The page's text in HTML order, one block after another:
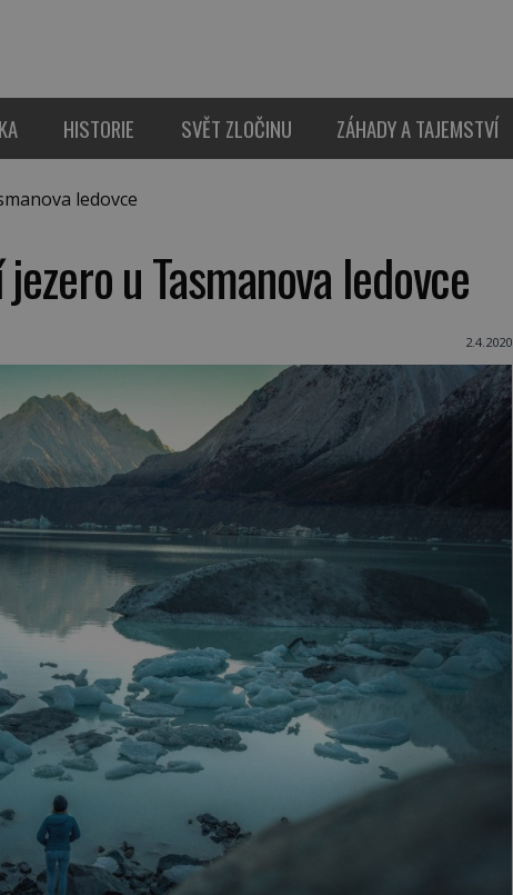
HISTORIE SVĚT ZLOČINU ZÁHADY A TAJEMSTVÍ
ledovce
u Tasmanova ledovce
2.4.2020